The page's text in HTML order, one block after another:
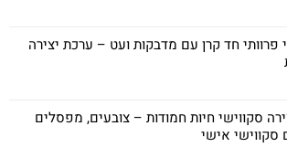
פרוותי חד קרן עם מדבקות ועט – ערכת יצירה
סקווישי חיות חמודות – צובעים, מפסלים
סקווישי אישי